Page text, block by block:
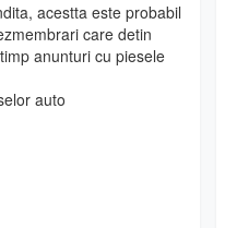
acestta este probabil
care detin
anunturi cu piesele
auto